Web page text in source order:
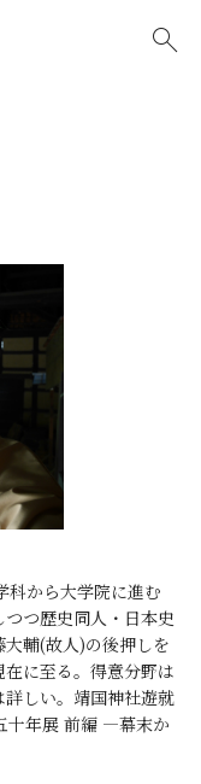
科から大学院に進む
つ歴史同人・日本史
輔(故人)の後押しを
に至る。得意分野は
しい。靖国神社遊就
十年展 前編 ―幕末か